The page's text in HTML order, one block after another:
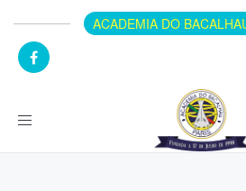
ACADEMIA DO
Toggle